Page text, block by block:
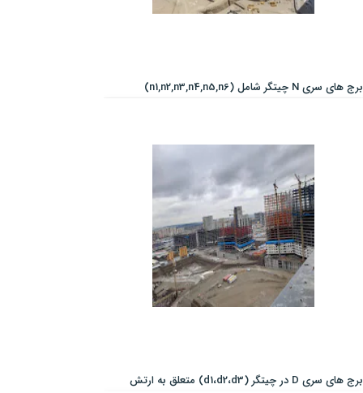
برج های سری N چیتگر شامل (n1,n2,n3,n4,n5,n6)
برج های سری D در چیتگر (d1،d2،d3) متعلق به ارتش